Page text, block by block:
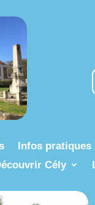
Infos pratiques
Cély